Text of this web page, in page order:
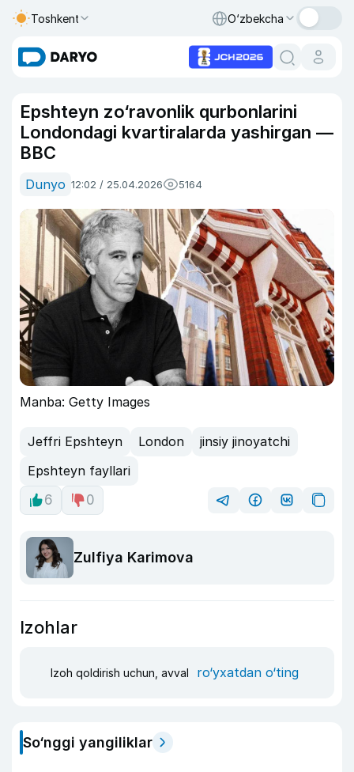
Toshkent O‘zbekcha
Epshteyn zo‘ravonlik qurbonlarini
Londondagi kvartiralarda yashirgan —
BBC
Dunyo 12:02 / 25.04.2026 5164
Manba: Getty Images
Jeffri Epshteyn London
jinsiy jinoyatchi
Epshteyn fayllari
6
0
Zulfiya Karimova
Izohlar
Izoh qoldirish uchun, avval ro‘yxatdan o‘ting
So‘nggi yangiliklar